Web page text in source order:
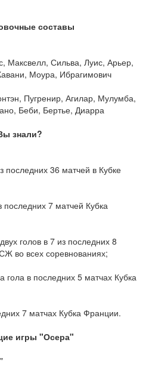
составы
Максвелл, Сильва, Луис, Арьер,
Моура, Ибрагимович
Пугренир, Агилар, Мулумба,
Беби, Бертье, Диарра
знали?
36 матчей в Кубке
7 матчей Кубка
голов в 7 из последних 8
во всех соревнованиях;
в последних 5 матчах Кубка
7 матчах Кубка Франции.
игры "Осера"